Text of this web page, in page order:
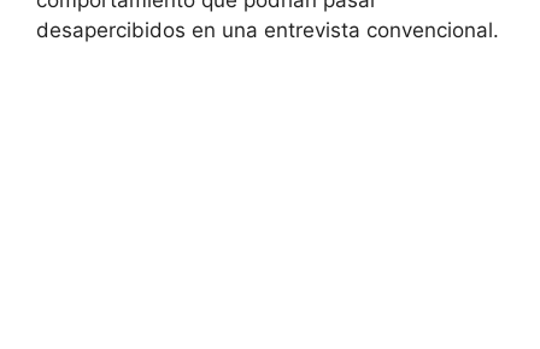
desapercibidos en una entrevista convencional.